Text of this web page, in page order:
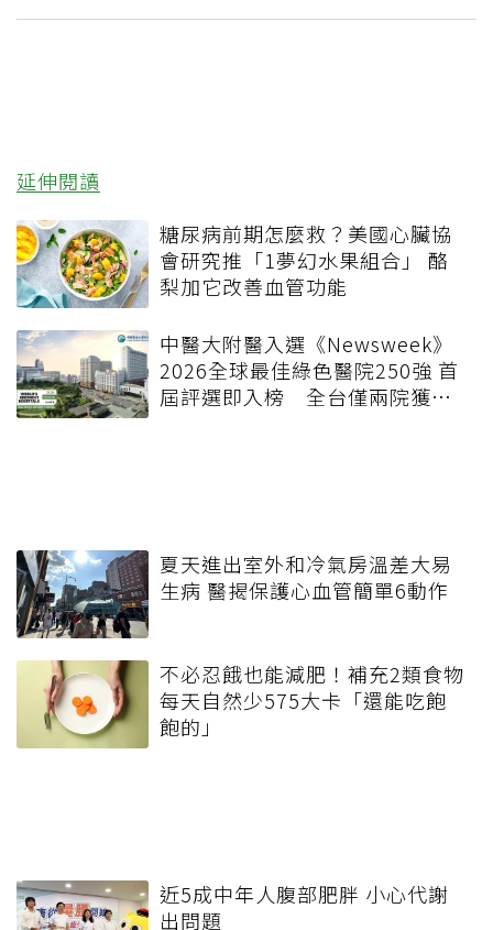
延伸閱讀
糖尿病前期怎麼救？美國心臟協
會研究推「1夢幻水果組合」 酪
梨加它改善血管功能
中醫大附醫入選《Newsweek》
2026全球最佳綠色醫院250強 首
屆評選即入榜 全台僅兩院獲
夏天進出室外和冷氣房溫差大易
生病 醫揭保護心血管簡單6動作
不必忍餓也能減肥！補充2類食物
每天自然少575大卡「還能吃飽
飽的」
近5成中年人腹部肥胖 小心代謝
出問題